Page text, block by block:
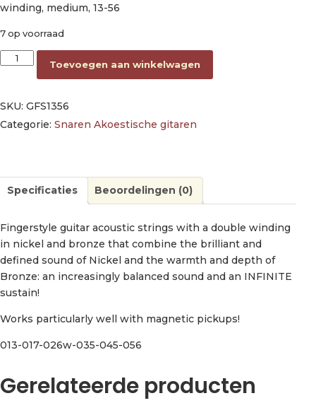
winding, medium, 13-56
7 op voorraad
string set acoustic, nickel & bronze winding, medium 013-
Toevoegen aan winkelwagen
SKU: GFS1356
Categorie: Snaren Akoestische gitaren
Specificaties Beoordelingen (0)
Fingerstyle guitar acoustic strings with a double winding
in nickel and bronze that combine the brilliant and
defined sound of Nickel and the warmth and depth of
Bronze: an increasingly balanced sound and an INFINITE
sustain!
Works particularly well with magnetic pickups!
013-017-026w-035-045-056
Gerelateerde producten